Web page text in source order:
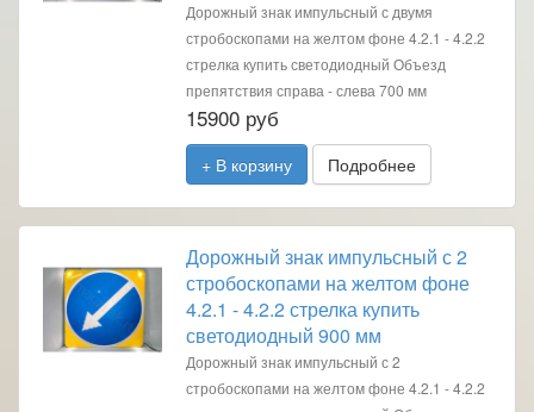
Дорожный знак импульсный с двумя
стробоскопами на желтом фоне 4.2.1 - 4.2.2
стрелка купить светодиодный Объезд
препятствия справа - слева 700 мм
15900 руб
+ В корзину Подробнее
Дорожный знак импульсный с 2
стробоскопами на желтом фоне
4.2.1 - 4.2.2 стрелка купить
светодиодный 900 мм
Дорожный знак импульсный с 2
стробоскопами на желтом фоне 4.2.1 - 4.2.2